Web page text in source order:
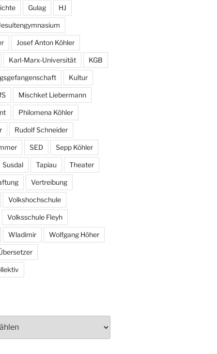
Gulag HJ
Josef Anton Köhler
Karl-Marx-Universität KGB
Kultur
Mischket Liebermann
Philomena Köhler
Rudolf Schneider
SED Sepp Köhler
Susdal Tapiau Theater
Vertreibung
Volkshochschule
Volksschule Fleyh
Wladimir Wolfgang Höher